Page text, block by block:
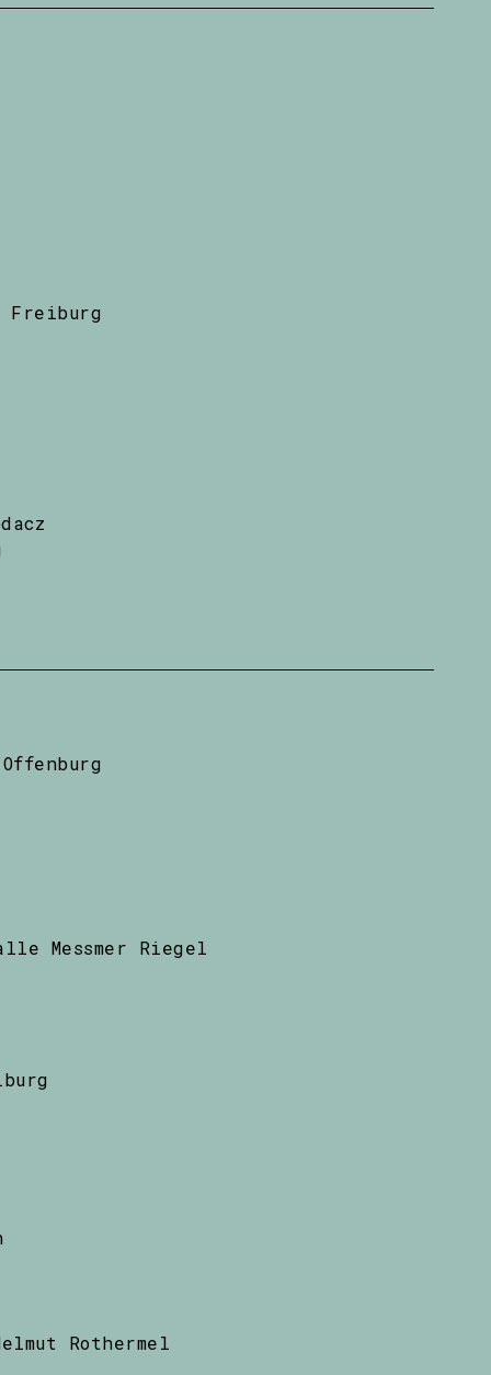
Freiburg
Messmer Riegel
Rothermel